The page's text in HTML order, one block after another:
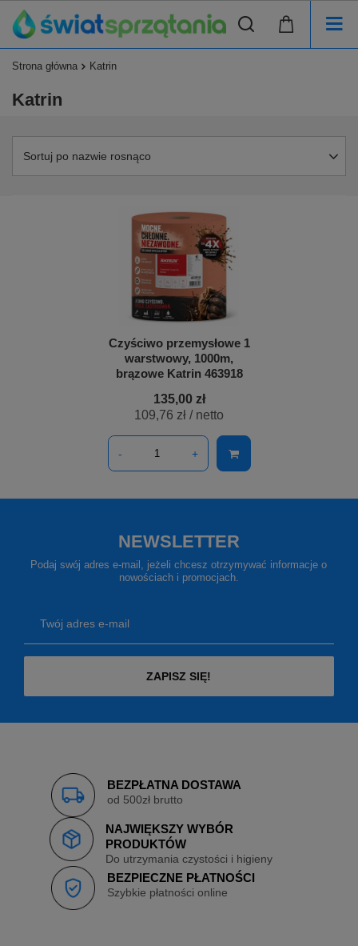
Strona główna Katrin
Katrin
Sortuj po nazwie rosnąco
Czyściwo przemysłowe 1
warstwowy, 1000m,
brązowe Katrin 463918
135,00 zł
109,76 zł / netto
- +
NEWSLETTER
Podaj swój adres e-mail, jeżeli chcesz otrzymywać informacje o
nowościach i promocjach.
Twój adres e-mail
ZAPISZ SIĘ!
BEZPŁATNA DOSTAWA
od 500zł brutto
NAJWIĘKSZY WYBÓR
PRODUKTÓW
Do utrzymania czystości i higieny
BEZPIECZNE PŁATNOŚCI
Szybkie płatności online